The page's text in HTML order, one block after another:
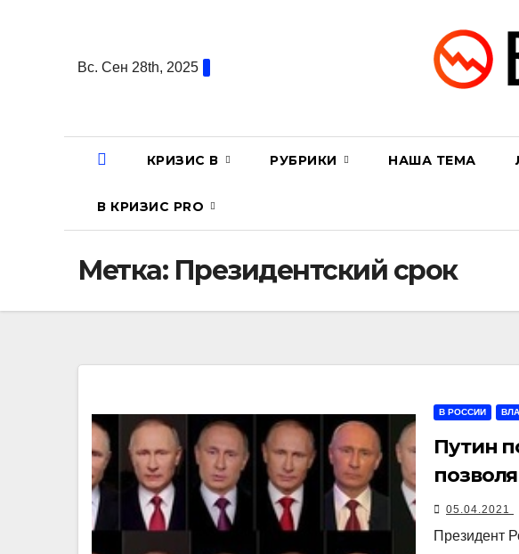
содержаниюВс. Сен 28th, 2025
КРИЗИС В РУБРИКИ НАША ТЕМА
В КРИЗИС PRO
Метка: Президентский срок
В РОССИИ
Путин
срока
05.04.2021
Президент